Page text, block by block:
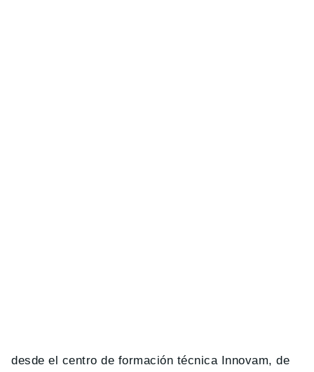
desde el centro de formación técnica Innovam, de